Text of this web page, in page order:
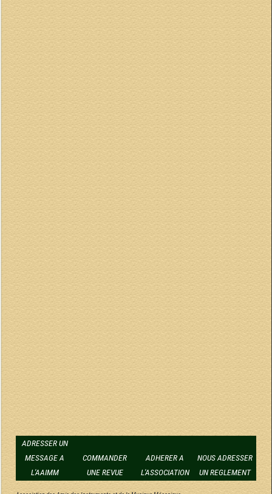
ADRESSER UN
MESSAGE A
L'AAIMM
COMMANDER
UNE REVUE
ADHERER A
L'ASSOCIATION
NOUS ADRESSER
UN REGLEMENT